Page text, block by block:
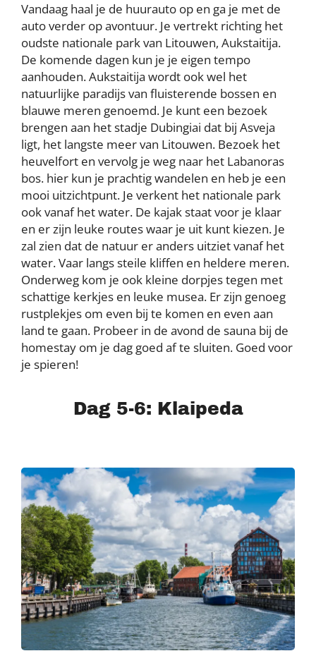
Vandaag haal je de huurauto op en ga je met de
auto verder op avontuur. Je vertrekt richting het
oudste nationale park van Litouwen, Aukstaitija.
De komende dagen kun je je eigen tempo
aanhouden. Aukstaitija wordt ook wel het
natuurlijke paradijs van fluisterende bossen en
blauwe meren genoemd. Je kunt een bezoek
brengen aan het stadje Dubingiai dat bij Asveja
ligt, het langste meer van Litouwen. Bezoek het
heuvelfort en vervolg je weg naar het Labanoras
bos. hier kun je prachtig wandelen en heb je een
mooi uitzichtpunt. Je verkent het nationale park
ook vanaf het water. De kajak staat voor je klaar
en er zijn leuke routes waar je uit kunt kiezen. Je
zal zien dat de natuur er anders uitziet vanaf het
water. Vaar langs steile kliffen en heldere meren.
Onderweg kom je ook kleine dorpjes tegen met
schattige kerkjes en leuke musea. Er zijn genoeg
rustplekjes om even bij te komen en even aan
land te gaan. Probeer in de avond de sauna bij de
homestay om je dag goed af te sluiten. Goed voor
je spieren!
Dag 5-6: Klaipeda